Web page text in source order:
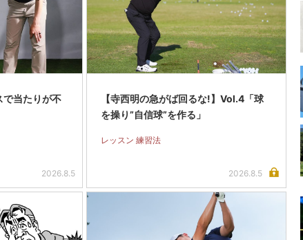
で当たりが不
2026.8.5
【寺西明の急がば回るな!】Vol.4「球
を操り”自信球”を作る」
レッスン 練習法
2026.8.5